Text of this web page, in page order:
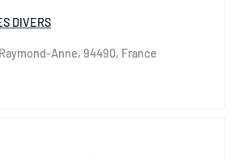
DIVERS
Anne, 94490, France